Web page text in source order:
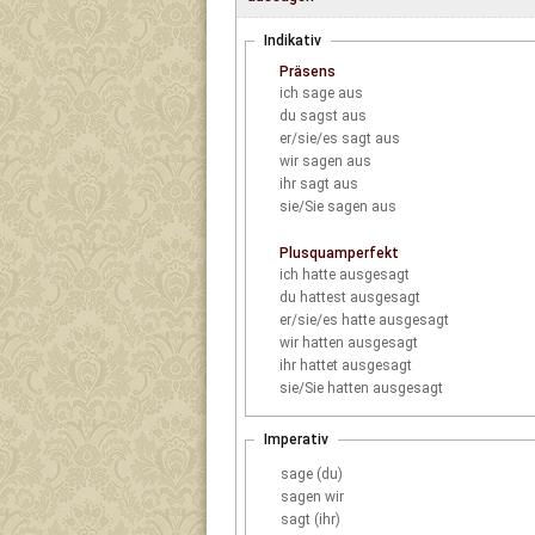
Indikativ
Präsens
ich sage aus
du sagst aus
er/sie/es sagt aus
wir sagen aus
ihr sagt aus
sie/Sie sagen aus
Plusquamperfekt
ich hatte ausgesagt
du hattest ausgesagt
er/sie/es hatte ausgesagt
wir hatten ausgesagt
ihr hattet ausgesagt
sie/Sie hatten ausgesagt
Imperativ
sage (du)
sagen wir
sagt (ihr)